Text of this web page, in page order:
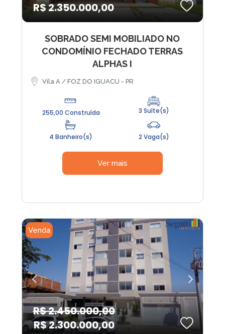
R$ 2.350.000,00
SOBRADO SEMI MOBILIADO NO
CONDOMÍNIO FECHADO TERRAS
ALPHAS I
Vila A / FOZ DO IGUACU - PR
255,00 Construída 3 Suíte(s)
4 Banheiro(s) 2 Vaga(s)
Ver mais
Venda
R$ 2.450.000,00
R$ 2.300.000,00